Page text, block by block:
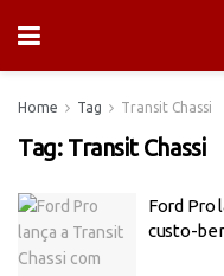
Home Tag Transit Chassi
Tag: Transit Chassi
Ford Pro
custo-